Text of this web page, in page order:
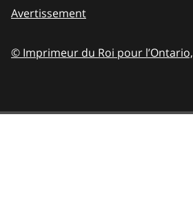
Avertissement
© Imprimeur du Roi pour l’Ontario,